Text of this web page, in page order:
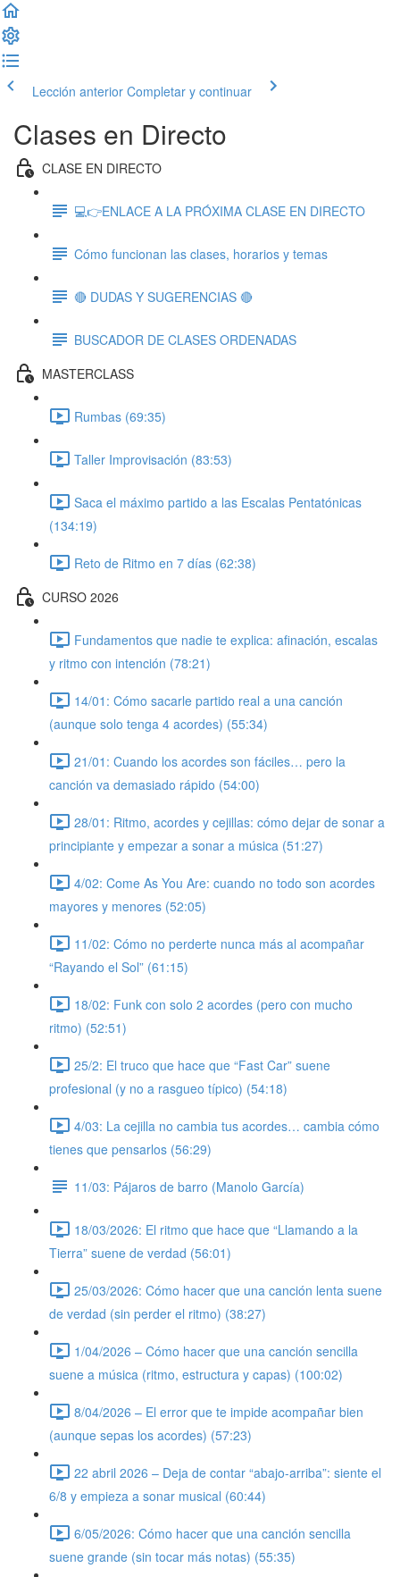
Lección anterior Completar y continuar
Clases en Directo
CLASE EN DIRECTO
💻👉ENLACE A LA PRÓXIMA CLASE EN DIRECTO
Cómo funcionan las clases, horarios y temas
🔴 DUDAS Y SUGERENCIAS 🔴
BUSCADOR DE CLASES ORDENADAS
MASTERCLASS
Rumbas (69:35)
Taller Improvisación (83:53)
Saca el máximo partido a las Escalas Pentatónicas
(134:19)
Reto de Ritmo en 7 días (62:38)
CURSO 2026
Fundamentos que nadie te explica: afinación, escalas
y ritmo con intención (78:21)
14/01: Cómo sacarle partido real a una canción
(aunque solo tenga 4 acordes) (55:34)
21/01: Cuando los acordes son fáciles… pero la
canción va demasiado rápido (54:00)
28/01: Ritmo, acordes y cejillas: cómo dejar de sonar a
principiante y empezar a sonar a música (51:27)
4/02: Come As You Are: cuando no todo son acordes
mayores y menores (52:05)
11/02: Cómo no perderte nunca más al acompañar
“Rayando el Sol” (61:15)
18/02: Funk con solo 2 acordes (pero con mucho
ritmo) (52:51)
25/2: El truco que hace que “Fast Car” suene
profesional (y no a rasgueo típico) (54:18)
4/03: La cejilla no cambia tus acordes… cambia cómo
tienes que pensarlos (56:29)
11/03: Pájaros de barro (Manolo García)
18/03/2026: El ritmo que hace que “Llamando a la
Tierra” suene de verdad (56:01)
25/03/2026: Cómo hacer que una canción lenta suene
de verdad (sin perder el ritmo) (38:27)
1/04/2026 – Cómo hacer que una canción sencilla
suene a música (ritmo, estructura y capas) (100:02)
8/04/2026 – El error que te impide acompañar bien
(aunque sepas los acordes) (57:23)
22 abril 2026 – Deja de contar “abajo-arriba”: siente el
6/8 y empieza a sonar musical (60:44)
6/05/2026: Cómo hacer que una canción sencilla
suene grande (sin tocar más notas) (55:35)